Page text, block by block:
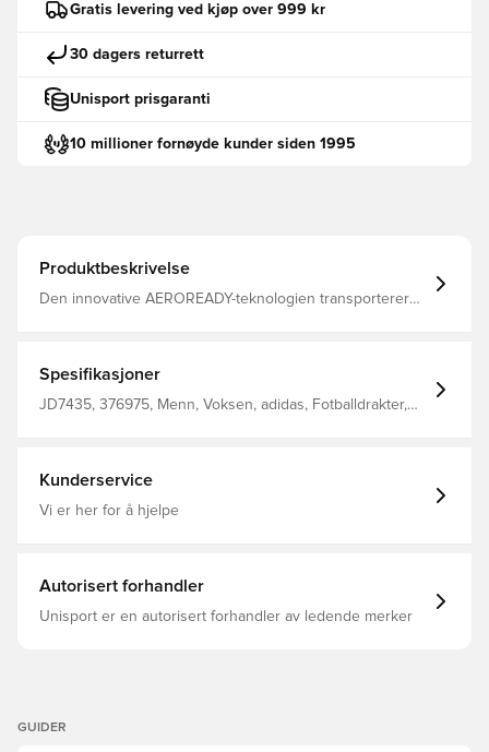
Gratis levering ved kjøp over 999 kr
30 dagers returrett
Unisport prisgaranti
10 millioner fornøyde kunder siden 1995
Produktbeskrivelse
Den innovative AEROREADY-teknologien transporterer
Spesifikasjoner
JD7435, 376975, Menn, Voksen, adidas, Fotballdrakter,
Kunderservice
Vi er her for å hjelpe
Autorisert forhandler
Unisport er en autorisert forhandler av ledende merker
GUIDER